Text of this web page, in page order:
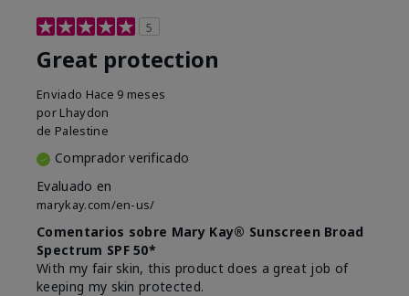
5
Great protection
Enviado Hace 9 meses
por Lhaydon
de Palestine
Comprador verificado
Evaluado en
marykay.com/en-us/
Comentarios sobre Mary Kay® Sunscreen Broad
Spectrum SPF 50*
With my fair skin, this product does a great job of
keeping my skin protected.